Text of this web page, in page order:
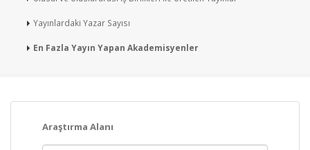
Yayınlardaki Yazar Sayısı
En Fazla Yayın Yapan Akademisyenler
Araştırma Alanı